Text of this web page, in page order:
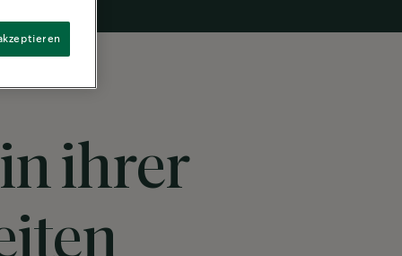
ihrer